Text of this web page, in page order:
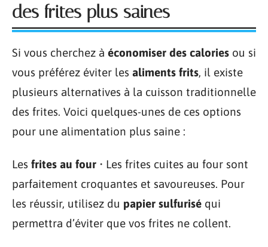
des frites plus saines
Si vous cherchez à économiser des calories ou si
vous préférez éviter les aliments frits, il existe
plusieurs alternatives à la cuisson traditionnelle
des frites. Voici quelques-unes de ces options
pour une alimentation plus saine :
Les frites au four • Les frites cuites au four sont
parfaitement croquantes et savoureuses. Pour
les réussir, utilisez du papier sulfurisé qui
permettra d’éviter que vos frites ne collent.